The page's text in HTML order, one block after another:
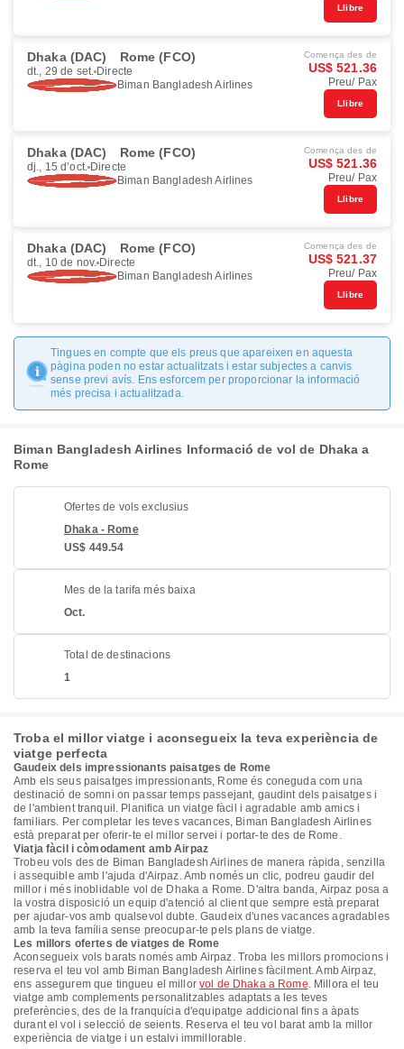
Llibre
Dhaka (DAC) Rome (FCO)
dt., 29 de set. Directe
Biman Bangladesh Airlines
Comença des de
US$ 521.36
Preu/ Pax
Llibre
Dhaka (DAC) Rome (FCO)
dj., 15 d’oct. Directe
Biman Bangladesh Airlines
Comença des de
US$ 521.36
Preu/ Pax
Llibre
Dhaka (DAC) Rome (FCO)
dt., 10 de nov. Directe
Biman Bangladesh Airlines
Comença des de
US$ 521.37
Preu/ Pax
Llibre
Tingues en compte que els preus que apareixen en aquesta
pàgina poden no estar actualitzats i estar subjectes a canvis
sense previ avís. Ens esforcem per proporcionar la informació
més precisa i actualitzada.
Biman Bangladesh Airlines Informació de vol de Dhaka a
Rome
Ofertes de vols exclusius
Dhaka - Rome
US$ 449.54
Mes de la tarifa més baixa
Oct.
Total de destinacions
1
Troba el millor viatge i aconsegueix la teva experiència de
viatge perfecta
Gaudeix dels impressionants paisatges de Rome
Amb els seus paisatges impressionants, Rome és coneguda com una
destinació de somni on passar temps passejant, gaudint dels paisatges i
de l'ambient tranquil. Planifica un viatge fàcil i agradable amb amics i
familiars. Per completar les teves vacances, Biman Bangladesh Airlines
està preparat per oferir-te el millor servei i portar-te des de Rome.
Viatja fàcil i còmodament amb Airpaz
Trobeu vols des de Biman Bangladesh Airlines de manera ràpida, senzilla
i assequible amb l'ajuda d'Airpaz. Amb només un clic, podreu gaudir del
millor i més inoblidable vol de Dhaka a Rome. D'altra banda, Airpaz posa a
la vostra disposició un equip d'atenció al client que sempre està preparat
per ajudar-vos amb qualsevol dubte. Gaudeix d'unes vacances agradables
amb la teva família sense preocupar-te pels plans de viatge.
Les millors ofertes de viatges de Rome
Aconsegueix vols barats només amb Airpaz. Troba les millors promocions i
reserva el teu vol amb Biman Bangladesh Airlines fàcilment. Amb Airpaz,
ens assegurem que tingueu el millorvol de Dhaka a Rome. Millora el teu
viatge amb complements personalitzables adaptats a les teves
preferències, des de la franquícia d'equipatge addicional fins a àpats
durant el vol i selecció de seients. Reserva el teu vol barat amb la millor
experiència de viatge i un estalvi immillorable.